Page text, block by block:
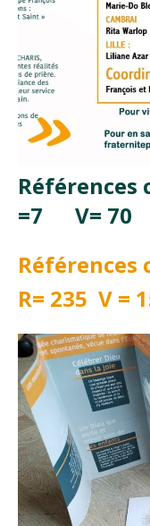
Références
=7 V= 70
Références
R= 235 V =